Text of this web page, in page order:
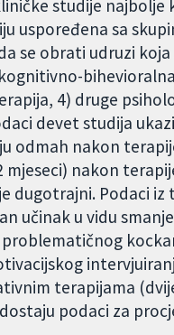
studije
uspoređena sa
se obrati udruzi
4) druge
devet studija
odmah nakon
nakon
dugotrajni. Podaci
učinak u vidu
terapijama
podaci za